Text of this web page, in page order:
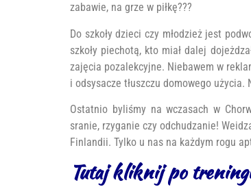
zabawie, na grze w piłkę???
Do szkoły dzieci czy młodzież jest
szkoły piechotą, kto miał dalej
zajęcia pozalekcyjne. Niebawem w
i odsysacze tłuszczu domowego
Ostatnio byliśmy na wczasach w
sranie, rzyganie czy odchudzanie!
Finlandii. Tylko u nas na każdym rogu
Tutaj kliknij po